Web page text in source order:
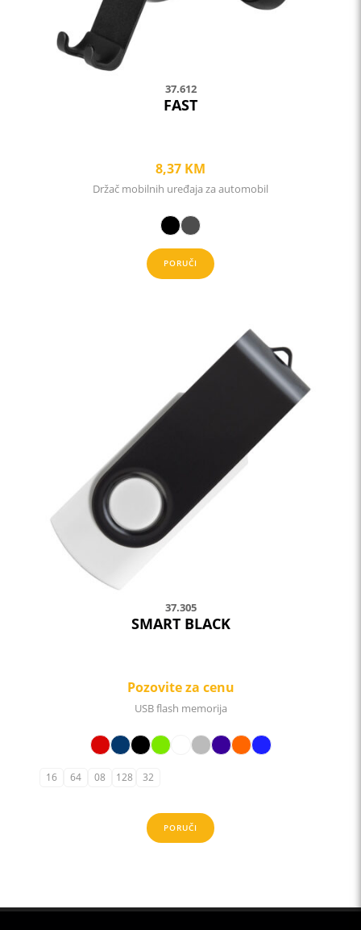
37.612
FAST
8,37 KM
Držač mobilnih uređaja za automobil
PORUČI
product
page
37.305
SMART BLACK
Pozovite za cenu
USB flash memorija
PORUČI
16 64 08 128 32